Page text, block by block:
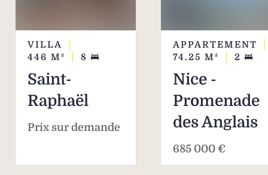
VILLA
446 M² 8
Saint-
Raphaël
Prix sur demande
APPARTEMENT
74.25 M² 2
Nice -
Promenade
des Anglais
685 000 €